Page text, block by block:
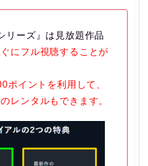
リーズ』は見放題作品
にフル視聴することが
ポイントを利用して、
レンタルもできます。